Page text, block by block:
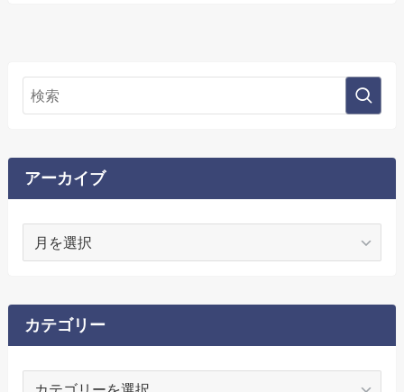
アーカイブ
ブ
カテゴリー